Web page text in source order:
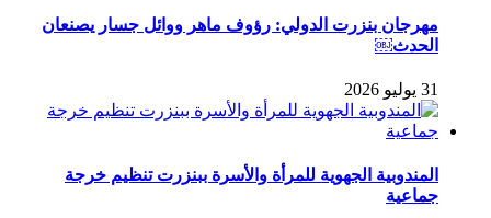
مهرجان بنزرت الدولي: رؤوف ماهر ووائل جسار يصنعان
الحدث￼
31 يوليو 2026
المندوبية الجهوية للمرأة والأسرة ببنزرت تنظيم خرجة
جماعية